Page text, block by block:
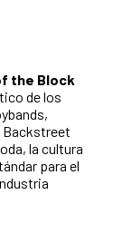
the Block
de los
Backstreet
la cultura
para el